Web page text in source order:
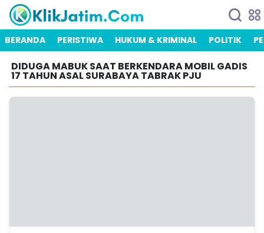
BERANDA PERISTIWA HUKUM & KRIMINAL POLITIK
DIDUGA MABUK SAAT BERKENDARA MOBIL GADIS
17 TAHUN ASAL SURABAYA TABRAK PJU